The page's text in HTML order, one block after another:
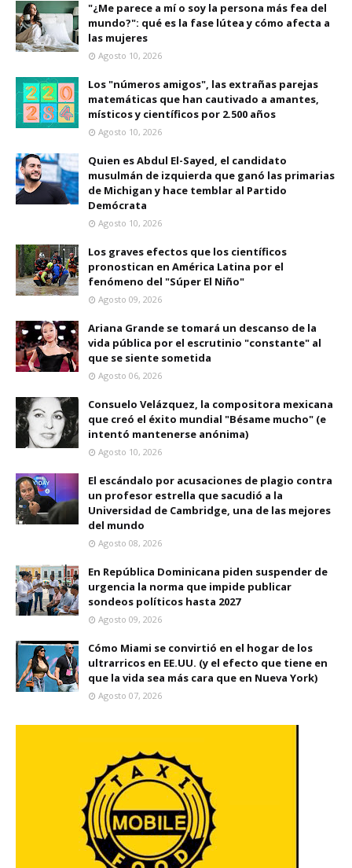
"¿Me parece a mí o soy la persona más fea del
mundo?": qué es la fase lútea y cómo afecta a
las mujeres
Agosto 10, 2026
Los "números amigos", las extrañas parejas
matemáticas que han cautivado a amantes,
místicos y científicos por 2.500 años
Agosto 10, 2026
Quien es Abdul El-Sayed, el candidato
musulmán de izquierda que ganó las primarias
de Michigan y hace temblar al Partido
Demócrata
Agosto 10, 2026
Los graves efectos que los científicos
pronostican en América Latina por el
fenómeno del "Súper El Niño"
Agosto 09, 2026
Ariana Grande se tomará un descanso de la
vida pública por el escrutinio "constante" al
que se siente sometida
Agosto 06, 2026
Consuelo Velázquez, la compositora mexicana
que creó el éxito mundial "Bésame mucho" (e
intentó mantenerse anónima)
Agosto 10, 2026
El escándalo por acusaciones de plagio contra
un profesor estrella que sacudió a la
Universidad de Cambridge, una de las mejores
del mundo
Agosto 08, 2026
En República Dominicana piden suspender de
urgencia la norma que impide publicar
sondeos políticos hasta 2027
Agosto 09, 2026
Cómo Miami se convirtió en el hogar de los
ultrarricos en EE.UU. (y el efecto que tiene en
que la vida sea más cara que en Nueva York)
Agosto 07, 2026